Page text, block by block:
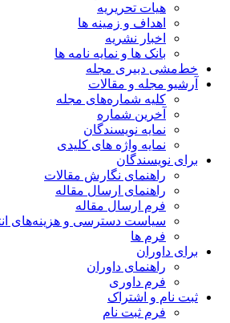
هیات تحریریه
اهداف و زمینه ها
اخبار نشریه
بانک ها و نمایه نامه ها
خط‌مشی دبیری مجله
آرشیو مجله و مقالات
کلیه شماره‌های مجله
آخرین شماره
نمایه نویسندگان
نمایه واژه های کلیدی
برای نویسندگان
راهنمای نگارش مقالات
راهنمای ارسال مقاله
فرم ارسال مقاله
سیاست دسترسی و هزینه‌های
فرم ها
برای داوران
راهنمای داوران
فرم داوری
ثبت نام و اشتراک
فرم ثبت نام